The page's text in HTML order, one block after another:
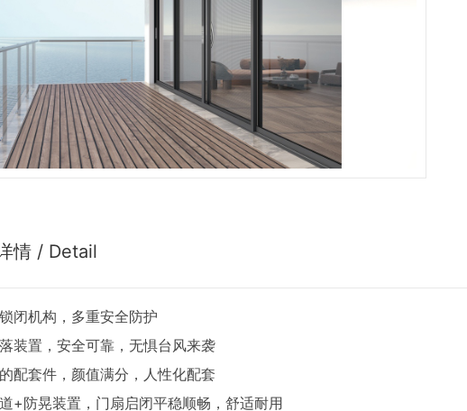
情 / Detail
闭机构，多重安全防护
装置，安全可靠，无惧台风来袭
配套件，颜值满分，人性化配套
+防晃装置，门扇启闭平稳顺畅，舒适耐用